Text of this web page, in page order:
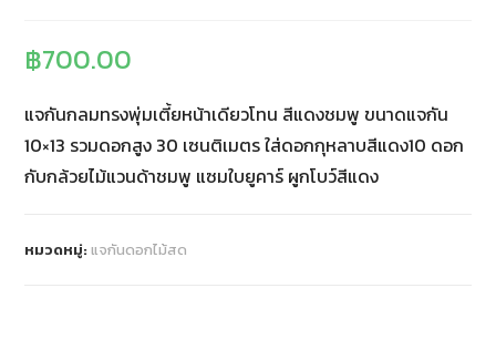
฿700.00
แจกันกลมทรงพุ่มเตี้ยหน้าเดียวโทน สีแดงชมพู ขนาดแจกัน
10×13 รวมดอกสูง 30 เซนติเมตร ใส่ดอกกุหลาบสีแดง10 ดอก
กับกล้วยไม้แวนด้าชมพู แซมใบยูคาร์ ผูกโบว์สีแดง
หมวดหมู่:แจกันดอกไม้สด